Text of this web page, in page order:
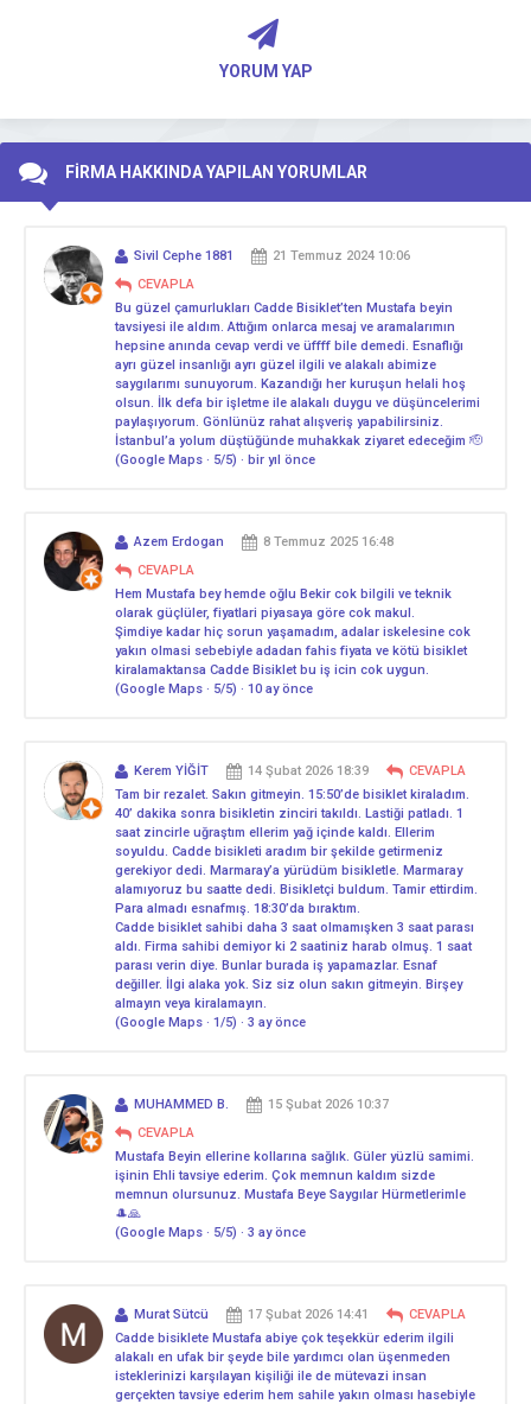
YORUM YAP
FİRMA HAKKINDA YAPILAN YORUMLAR
Sivil Cephe 1881
21 Temmuz 2024 10:06
CEVAPLA
Bu güzel çamurlukları Cadde Bisiklet’ten Mustafa beyin
tavsiyesi ile aldım. Attığım onlarca mesaj ve aramalarımın
hepsine anında cevap verdi ve üffff bile demedi. Esnaflığı
ayrı güzel insanlığı ayrı güzel ilgili ve alakalı abimize
saygılarımı sunuyorum. Kazandığı her kuruşun helali hoş
olsun. İlk defa bir işletme ile alakalı duygu ve düşüncelerimi
paylaşıyorum. Gönlünüz rahat alışveriş yapabilirsiniz.
İstanbul’a yolum düştüğünde muhakkak ziyaret edeceğim 🫡
(Google Maps · 5/5) · bir yıl önce
Azem Erdogan
8 Temmuz 2025 16:48
CEVAPLA
Hem Mustafa bey hemde oğlu Bekir cok bilgili ve teknik
olarak güçlüler, fiyatlari piyasaya göre cok makul.
Şimdiye kadar hiç sorun yaşamadım, adalar iskelesine cok
yakın olmasi sebebiyle adadan fahis fiyata ve kötü bisiklet
kiralamaktansa Cadde Bisiklet bu iş icin cok uygun.
(Google Maps · 5/5) · 10 ay önce
Kerem YİĞİT 14 Şubat 2026 18:39
CEVAPLA
Tam bir rezalet. Sakın gitmeyin. 15:50’de bisiklet kiraladım.
40’ dakika sonra bisikletin zinciri takıldı. Lastiği patladı. 1
saat zincirle uğraştım ellerim yağ içinde kaldı. Ellerim
soyuldu. Cadde bisikleti aradım bir şekilde getirmeniz
gerekiyor dedi. Marmaray’a yürüdüm bisikletle. Marmaray
alamıyoruz bu saatte dedi. Bisikletçi buldum. Tamir ettirdim.
Para almadı esnafmış. 18:30’da bıraktım.
Cadde bisiklet sahibi daha 3 saat olmamışken 3 saat parası
aldı. Firma sahibi demiyor ki 2 saatiniz harab olmuş. 1 saat
parası verin diye. Bunlar burada iş yapamazlar. Esnaf
değiller. İlgi alaka yok. Siz siz olun sakın gitmeyin. Birşey
almayın veya kiralamayın.
(Google Maps · 1/5) · 3 ay önce
MUHAMMED B.
15 Şubat 2026 10:37
CEVAPLA
Mustafa Beyin ellerine kollarına sağlık. Güler yüzlü samimi.
işinin Ehli tavsiye ederim. Çok memnun kaldım sizde
memnun olursunuz. Mustafa Beye Saygılar Hürmetlerimle
🎩🙏
(Google Maps · 5/5) · 3 ay önce
Murat Sütcü 17 Şubat 2026 14:41
CEVAPLA
Cadde bisiklete Mustafa abiye çok teşekkür ederim ilgili
alakalı en ufak bir şeyde bile yardımcı olan üşenmeden
isteklerinizi karşılayan kişiliği ile de mütevazi insan
gerçekten tavsiye ederim hem sahile yakın olması hasebiyle